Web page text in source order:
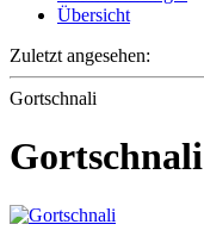
Übersicht
Zuletzt angesehen:
Gortschnali
Gortschnali